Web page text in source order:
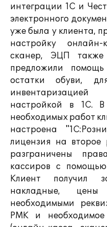
интеграции 1С и
электронного
уже была у клиента,
настройку
сканер, ЭЦП
предложили
остатки обуви,
настройкой в 1С. В
необходимых работ
настроена
лицензия на второе
разграничены
кассиров с
Клиент получил
накладные,
необходимыми
РМК и необходимое